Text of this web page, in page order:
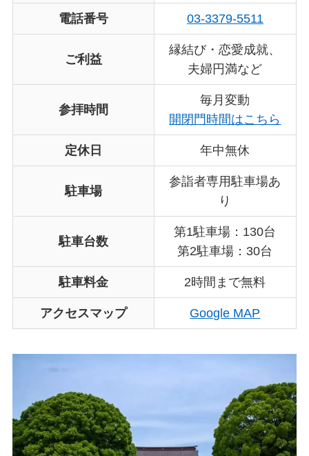
電話番号 03-3379-5511
ご利益
縁結び・恋愛成就、
夫婦円満など
参拝時間
毎月変動
開閉門時間はこちら
定休日 年中無休
駐車場
参詣者専用駐車場あ
り
駐車台数
第1駐車場：130台
第2駐車場：30台
駐車料金 2時間まで無料
アクセスマップ Google MAP